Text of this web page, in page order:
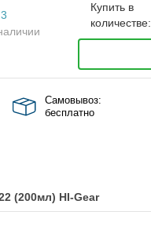
3
Купить в
количестве:
Самовывоз:
бесплатно
(200мл) HI-Gear